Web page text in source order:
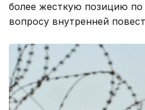
более жесткую позицию
вопросу внутренней